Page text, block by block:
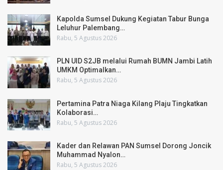
Kapolda Sumsel Dukung Kegiatan Tabur Bunga
Leluhur Palembang…
Rabu, 5 Agustus 2026
PLN UID S2JB melalui Rumah BUMN Jambi Latih
UMKM Optimalkan…
Rabu, 5 Agustus 2026
Pertamina Patra Niaga Kilang Plaju Tingkatkan
Kolaborasi…
Rabu, 5 Agustus 2026
Kader dan Relawan PAN Sumsel Dorong Joncik
Muhammad Nyalon…
Rabu, 5 Agustus 2026